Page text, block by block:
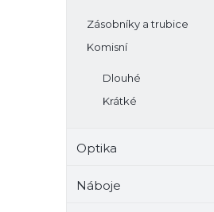
Zásobníky a trubice
Komisní
Dlouhé
Krátké
Optika
Náboje